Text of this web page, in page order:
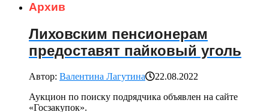
Архив
Лиховским пенсионерам
предоставят пайковый уголь
Автор: Валентина Лагутина
22.08.2022
Аукцион по поиску подрядчика объявлен на сайте
«Госзакупок».